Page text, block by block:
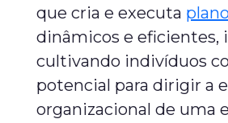
que cria e executa
dinâmicos e eficientes,
cultivando indivíduos
potencial para dirigir a
organizacional de uma